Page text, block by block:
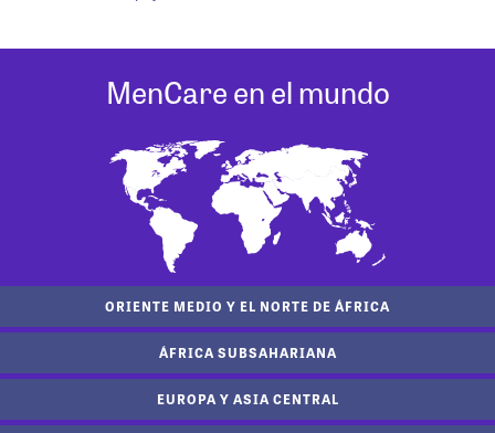
MenCare en el mundo
ORIENTE MEDIO Y EL NORTE DE ÁFRICA
ÁFRICA SUBSAHARIANA
EUROPA Y ASIA CENTRAL